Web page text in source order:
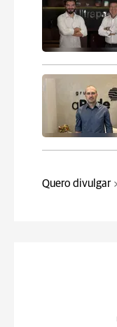
Quero divulgar